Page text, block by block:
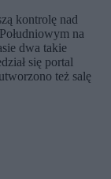
kontrolę nad
na
dwa takie
się portal
też salę